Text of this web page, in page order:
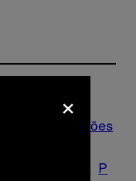
eleições
P
×